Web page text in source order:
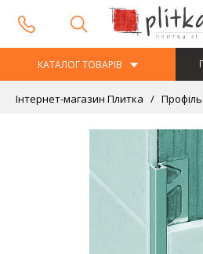
КАТАЛОГ ТОВАРІВ
Інтернет-магазин Плитка